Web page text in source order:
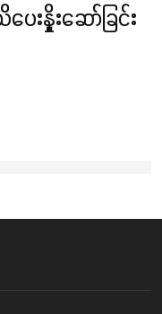
းနှိုးဆော်ခြင်း